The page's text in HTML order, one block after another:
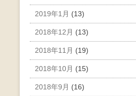
2019年1月 (13)
2018年12月 (13)
2018年11月 (19)
2018年10月 (15)
2018年9月 (16)